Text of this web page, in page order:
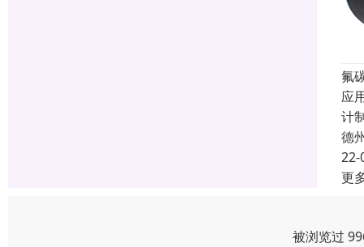
氟
应
计
德
22-
更
被浏览过